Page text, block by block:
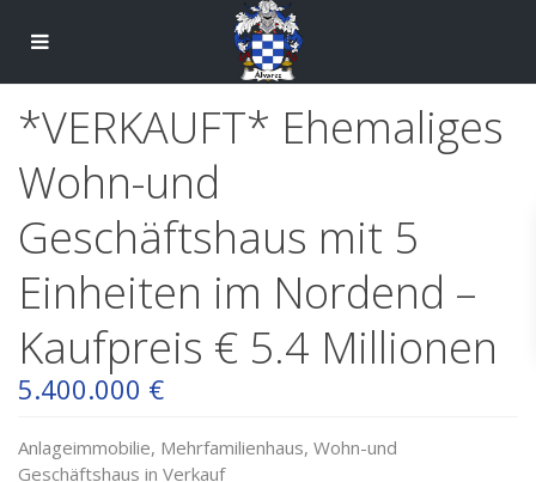
*VERKAUFT* Ehemaliges
Wohn-und
Geschäftshaus mit 5
Einheiten im Nordend –
Kaufpreis € 5.4 Millionen
5.400.000 €
Anlageimmobilie, Mehrfamilienhaus, Wohn-und
Geschäftshaus in Verkauf